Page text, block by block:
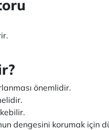
önemlidir.
dengesini korumak için